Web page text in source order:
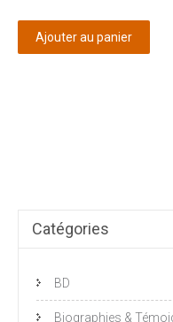
Ajouter au panier
Catégories
BD
Biographies &